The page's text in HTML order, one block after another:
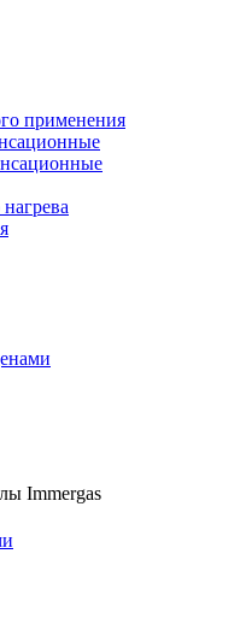
применения
Immergas